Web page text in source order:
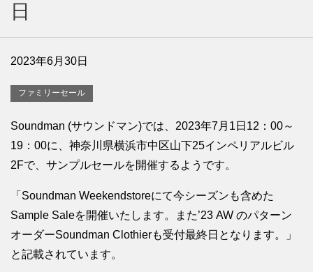
日
2023年6月30日
ファミリーセール
Soundman (サウンドマン)では、2023年7月1日12：00～
19：00に、神奈川県横浜市中区山下25インペリアルビル
2Fで、サンプルセールを開催するようです。
「Soundman Weekendstoreにて今シーズンも含めた
Sample Saleを開催いたします。また’23 AW のパターン
オーダーSoundman Clothierも受付最終日となります。」
と記載されています。